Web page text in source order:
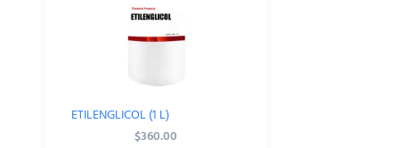
ETILENGLICOL (1 L)
$360.00